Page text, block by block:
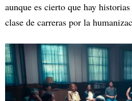
aunque es cierto que hay
clase de carreras por la